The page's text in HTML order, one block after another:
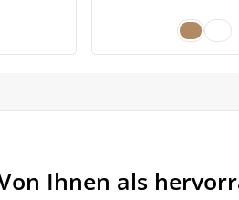
Ihnen als